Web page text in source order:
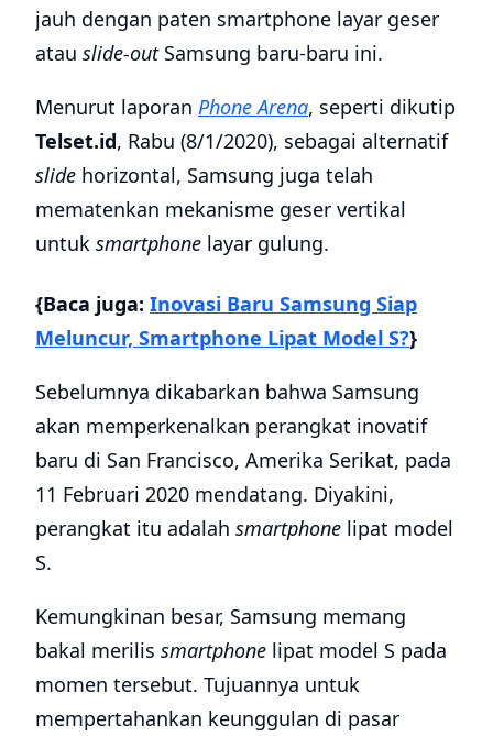
jauh dengan paten smartphone layar geser
atau slide-outSamsung baru-baru ini.
Menurut laporan Phone Arena, seperti dikutip
Telset.id, Rabu (8/1/2020), sebagai alternatif
slide horizontal, Samsung juga telah
mematenkan mekanisme geser vertikal
untuk smartphone layar gulung.
{Baca juga: Inovasi Baru Samsung Siap
Meluncur, Smartphone Lipat Model S?}
Sebelumnya dikabarkan bahwa Samsung
akan memperkenalkan perangkat inovatif
baru di San Francisco, Amerika Serikat, pada
11 Februari 2020 mendatang. Diyakini,
perangkat itu adalah smartphone lipat model
S.
Kemungkinan besar, Samsung memang
bakal merilis smartphone lipat model S pada
momen tersebut. Tujuannya untuk
mempertahankan keunggulan di pasar